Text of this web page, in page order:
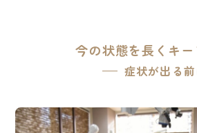
今の状態を長くキー
症状が出る前